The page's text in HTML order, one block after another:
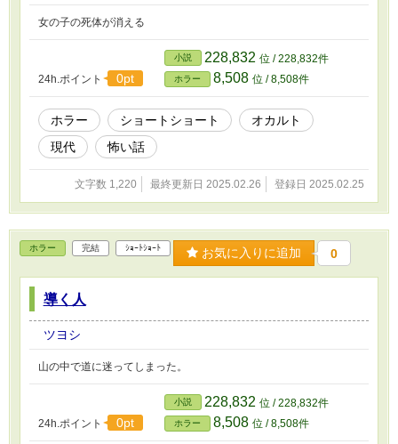
女の子の死体が消える
24h.ポイント 0pt
小説 228,832 位 / 228,832件
ホラー 8,508 位 / 8,508件
ホラー ショートショート
オカルト
現代
怖い話
文字数 1,220 最終更新日 2025.02.26 登録日 2025.02.25
ホラー 完結 ｼｮｰﾄｼｮｰﾄ お気に入りに追加 0
導く人
ツヨシ
山の中で道に迷ってしまった。
24h.ポイント 0pt
小説 228,832 位 / 228,832件
ホラー 8,508 位 / 8,508件